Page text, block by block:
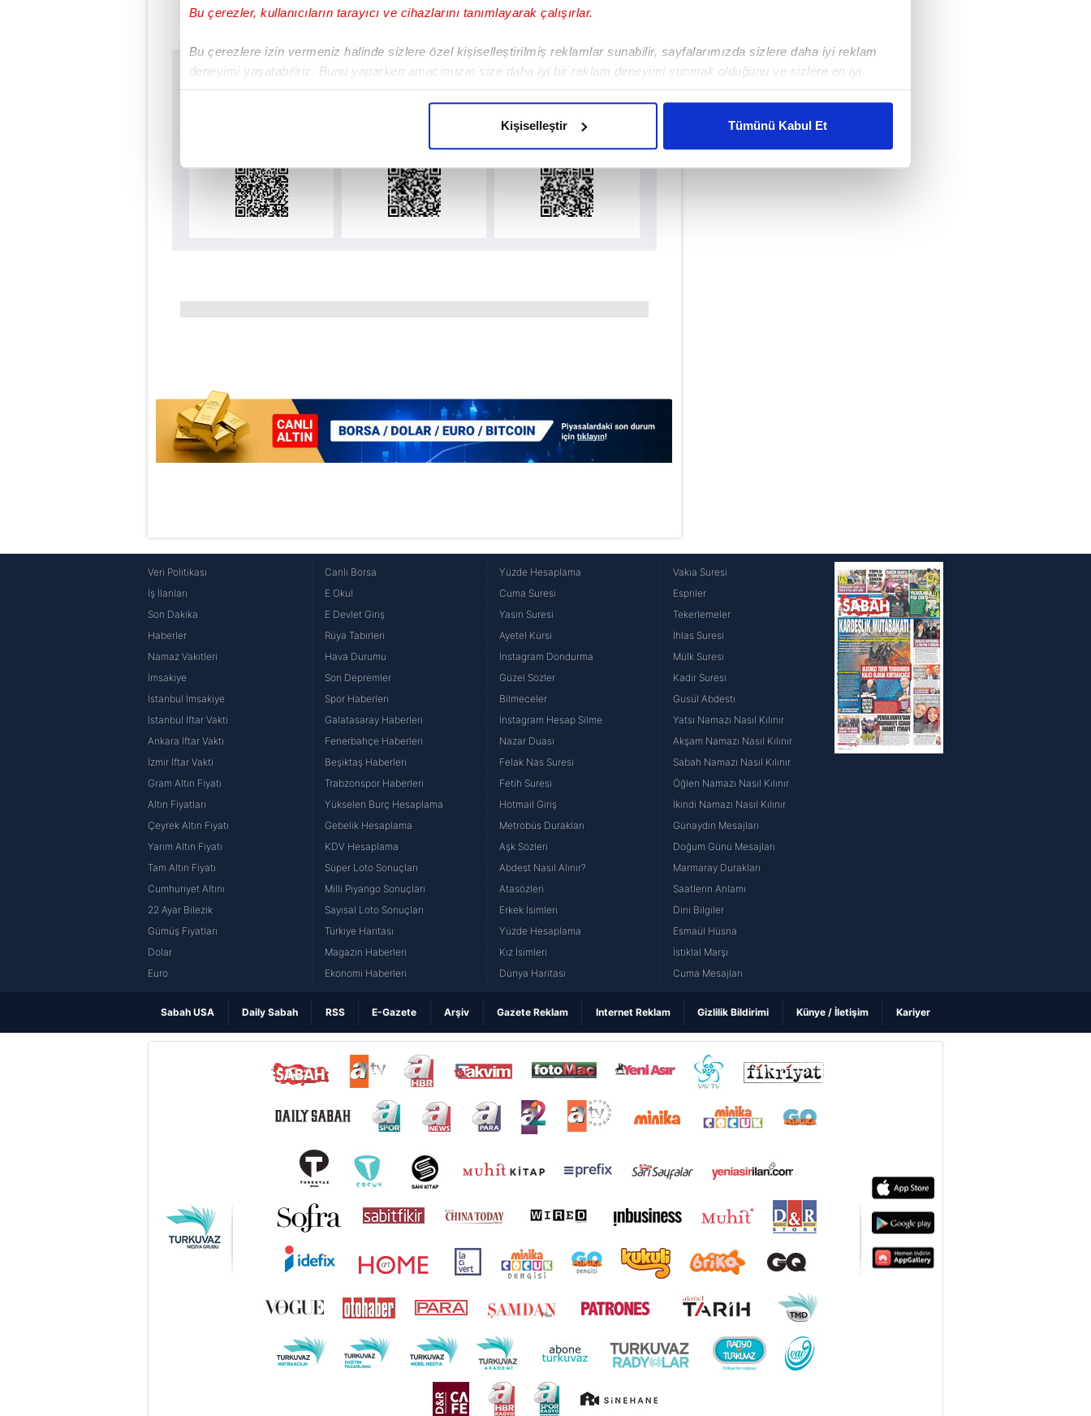
Bu çerezler, kullanıcıların tarayıcı ve cihazlarını tanımlayarak çalışırlar.
Bu çerezlere izin vermeniz halinde sizlere özel kişiselleştirilmiş reklamlar sunabilir, sayfalarımızda sizlere daha iyi reklam
deneyimi yaşatabiliriz. Bunu yaparken amacımızın size daha iyi bir reklam deneyimi sunmak olduğunu ve sizlere en iyi
içerikleri sunabilmek adına elimizden gelen çabayı gösterdiğimizi ve bu noktada, reklamların maliyetlerimizi karşılamak
noktasında tek gelir kalemimiz olduğunu sizlere hatırlatmak isteriz.
Her halükârda, kullanıcılar, bu çerezlere izin vermedikleri takdirde, kullanıcılara hedefli reklamlar gösterilmeyecektir."
Sizlere daha iyi bir hizmet sunabilmek için İnternet Sitemizde kendimize ve üçüncü kişilere ait çerezler kullanılmaktadır. Bu
çerezler vasıtasıyla çeşitli kişisel verileriniz işlenmekte olup gerekli olan çerezler bilgi toplumu hizmetlerinin sunulması
butonuna tıklayabilir,Çerez Bilgilendirme Metnimiziziyaret edebilirsiniz.
Kişiselleştir Tümünü Kabul Et
Uygulamalara Özel Ayrıcalıkları Keşfedin!
Veri Politikası
İş İlanları
Son Dakika
Haberler
Namaz Vakitleri
İmsakiye
İstanbul İmsakiye
İstanbul İftar Vakti
Ankara İftar Vakti
İzmir İftar Vakti
Gram Altın Fiyatı
Altın Fiyatları
Çeyrek Altın Fiyatı
Yarım Altın Fiyatı
Tam Altın Fiyatı
Cumhuriyet Altını
22 Ayar Bilezik
Gümüş Fiyatları
Dolar
Euro
Canlı Borsa
E Okul
E Devlet Giriş
Rüya Tabirleri
Hava Durumu
Son Depremler
Spor Haberleri
Galatasaray Haberleri
Fenerbahçe Haberleri
Beşiktaş Haberleri
Trabzonspor Haberleri
Yükselen Burç Hesaplama
Gebelik Hesaplama
KDV Hesaplama
Süper Loto Sonuçları
Milli Piyango Sonuçları
Sayısal Loto Sonuçları
Türkiye Haritası
Magazin Haberleri
Ekonomi Haberleri
Yüzde Hesaplama
Cuma Suresi
Yasin Suresi
Ayetel Kürsi
İnstagram Dondurma
Güzel Sözler
Bilmeceler
İnstagram Hesap Silme
Nazar Duası
Felak Nas Suresi
Fetih Suresi
Hotmail Giriş
Metrobüs Durakları
Aşk Sözleri
Abdest Nasıl Alınır?
Atasözleri
Erkek İsimleri
Yüzde Hesaplama
Kız İsimleri
Dünya Haritası
Vakıa Suresi
Espriler
Tekerlemeler
İhlas Suresi
Mülk Suresi
Kadir Suresi
Gusül Abdesti
Yatsı Namazı Nasıl Kılınır
Akşam Namazı Nasıl Kılınır
Sabah Namazı Nasıl Kılınır
Öğlen Namazı Nasıl Kılınır
İkindi Namazı Nasıl Kılınır
Günaydın Mesajları
Doğum Günü Mesajları
Marmaray Durakları
Saatlerin Anlamı
Dini Bilgiler
Esmaül Hüsna
İstiklal Marşı
Cuma Mesajları
Sabah USA Daily Sabah RSS E-Gazete Arşiv Gazete Reklam Internet Reklam Gizlilik Bildirimi Künye / İletişim Kariyer